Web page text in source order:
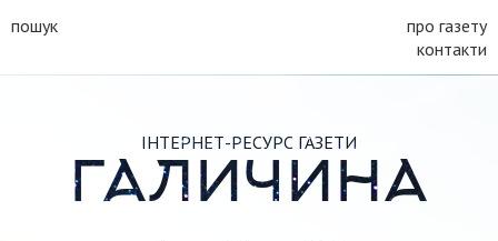
пошук
про газету
контакти
ІНТЕРНЕТ-РЕСУРС ГАЗЕТИ
ГАЛИЧИНА